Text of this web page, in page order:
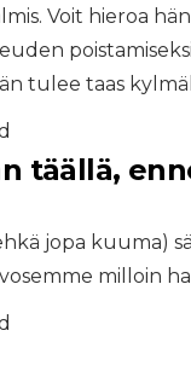
Voit hieroa
tulee taas
täällä,
jopa kuuma)
milloin